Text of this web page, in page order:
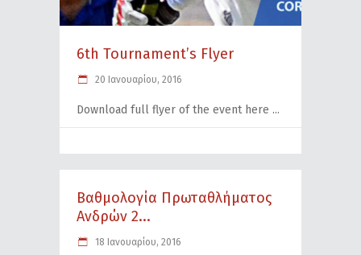
6th Tournament’s Flyer
20 Ιανουαρίου, 2016
Download full flyer of the event here
Βαθμολογία Πρωταθλήματος
Ανδρών 2...
18 Ιανουαρίου, 2016